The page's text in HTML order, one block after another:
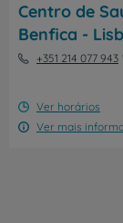
Centro de
Benfica -
+351 214 077 943
Ver horários
Ver mais